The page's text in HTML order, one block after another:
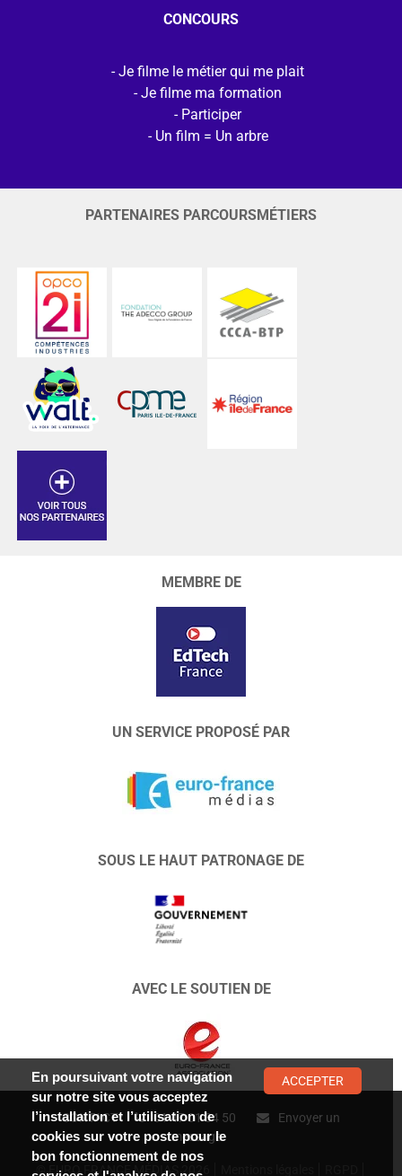
CONCOURS
Je filme le métier qui me plait
Je filme ma formation
Participer
Un film = Un arbre
PARTENAIRES PARCOURSMÉTIERS
MEMBRE DE
UN SERVICE PROPOSÉ PAR
SOUS LE HAUT PATRONAGE DE
AVEC LE SOUTIEN DE
CONTACT : 01 47 01 34 50
Envoyer un
message
© EURO FRANCE MÉDIAS 2026
En poursuivant votre navigation
sur notre site vous acceptez
l’installation et l’utilisation de
cookies sur votre poste pour le
bon fonctionnement de nos
ACCEPTER